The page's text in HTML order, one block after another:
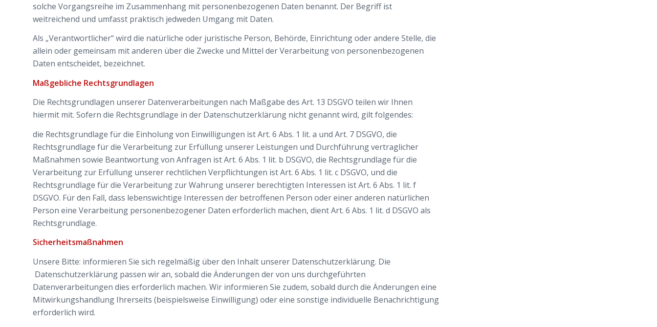
solche Vorgangsreihe im Zusammenhang mit personenbezogenen Daten benannt. Der Begriff ist
weitreichend und umfasst praktisch jedweden Umgang mit Daten.
Als „Verantwortlicher“ wird die natürliche oder juristische Person, Behörde, Einrichtung oder andere Stelle, die
allein oder gemeinsam mit anderen über die Zwecke und Mittel der Verarbeitung von personenbezogenen
Daten entscheidet, bezeichnet.
Maßgebliche Rechtsgrundlagen
Die Rechtsgrundlagen unserer Datenverarbeitungen nach Maßgabe des Art. 13 DSGVO teilen wir Ihnen
hiermit mit. Sofern die Rechtsgrundlage in der Datenschutzerklärung nicht genannt wird, gilt folgendes:
die Rechtsgrundlage für die Einholung von Einwilligungen ist Art. 6 Abs. 1 lit. a und Art. 7 DSGVO, die
Rechtsgrundlage für die Verarbeitung zur Erfüllung unserer Leistungen und Durchführung vertraglicher
Maßnahmen sowie Beantwortung von Anfragen ist Art. 6 Abs. 1 lit. b DSGVO, die Rechtsgrundlage für die
Verarbeitung zur Erfüllung unserer rechtlichen Verpflichtungen ist Art. 6 Abs. 1 lit. c DSGVO, und die
Rechtsgrundlage für die Verarbeitung zur Wahrung unserer berechtigten Interessen ist Art. 6 Abs. 1 lit. f
DSGVO. Für den Fall, dass lebenswichtige Interessen der betroffenen Person oder einer anderen natürlichen
Person eine Verarbeitung personenbezogener Daten erforderlich machen, dient Art. 6 Abs. 1 lit. d DSGVO als
Rechtsgrundlage.
Sicherheitsmaßnahmen
Unsere Bitte: informieren Sie sich regelmäßig über den Inhalt unserer Datenschutzerklärung. Die
Datenschutzerklärung passen wir an, sobald die Änderungen der von uns durchgeführten
Datenverarbeitungen dies erforderlich machen. Wir informieren Sie zudem, sobald durch die Änderungen eine
Mitwirkungshandlung Ihrerseits (beispielsweise Einwilligung) oder eine sonstige individuelle Benachrichtigung
erforderlich wird.